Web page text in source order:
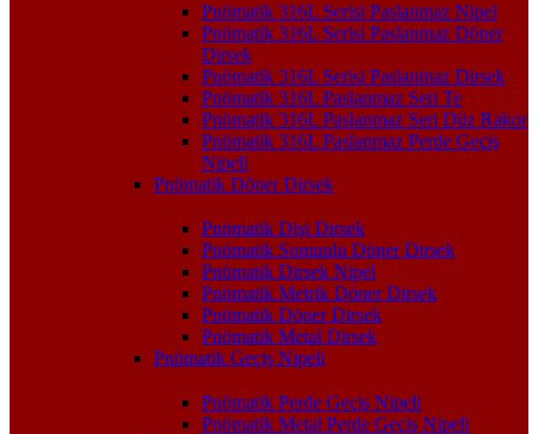
Pnömatik 316L Serisi Paslanmaz Nipel
Pnömatik 316L Serisi Paslanmaz Döner
Dirsek
Pnömatik 316L Serisi Paslanmaz Dirsek
Pnömatik 316L Paslanmaz Seri Te
Pnömatik 316L Paslanmaz Seri Düz Rakor
Pnömatik 316L Paslanmaz Perde Geçiş
Nipeli
Pnömatik Döner Dirsek
Pnömatik Dişi Dirsek
Pnömatik Somunlu Döner Dirsek
Pnömatik Dirsek Nipel
Pnömatik Metrik Döner Dirsek
Pnömatik Döner Dirsek
Pnömatik Metal Dirsek
Pnömatik Geçiş Nipeli
Pnömatik Perde Geçiş Nipeli
Pnömatik Metal Perde Geçiş Nipeli